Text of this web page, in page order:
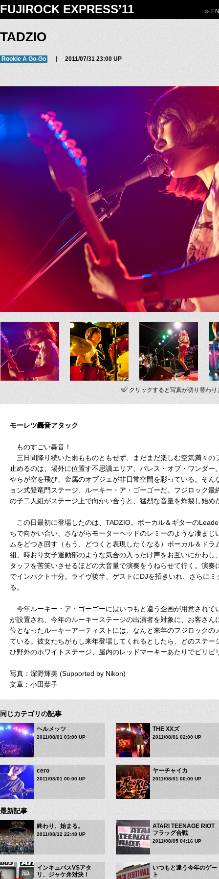
FUJIROCK EXPRESS’11 ≫
TADZIO
Rookie A Go-Go ｜ 2011/07/31 23:00 UP
クリックすると写真が切り替わり
モーレツ轟音アタック
ものすごい轟音！
三日間降り続いた雨もものともせず、まだまだ楽しむ空気満々の
止めるのは、場外に位置す不思議エリア、パレス・オブ・ワンダ
やらが空を飛び、金属のオブジェが非日常空間を彩っている。そん
ョン式登竜門ステージ、ルーキー・ア・ゴーゴーだ。フジロック
の子二人組がステージ上で向かい合うと、猛烈な音量を炸裂し始め
この日最初に登場したのは、TADZIO。ボーカル＆ギターの
ちで向かい合い、さながらモーターヘッドのレミーのような凄ま
ムをどつき回す（もう、どつくと表現したくなる）ボーカル＆ド
組、時おり女子運動部のような気合の入ったけ声をお互いにかわし
タッフを苦笑いさせるほどの大音量で演奏をうねらせて行く。演
でインパクト十分。ライヴ後半、ゲストにDJを招きいれ、さらに
る。
今年ルーキー・ア・ゴーゴーにはいつもと違う企画が用意されて
が設置され、今年のルーキーステージの出演者を対象に、お客さん
位となったルーキーアーティストには、なんと来年のフジロックの
ている。彼女たちがもし来年登場してくれるとしたら、どのステ
ひ野外のホワイトステージ、屋内のレッドマーキーあたりでビリビ
写真：深野輝美 (Supported by Nikon)
文章：小田葉子
同じカテゴリの記事
ヘルメッツ
2011/08/01 03:00 UP
THE XXズ
2011/08/01 02:00 UP
cero
2011/08/01 00:00 UP
ヤーチャイカ
2011/08/01 00:00 UP
最新記事
終わり、始まる。
2011/08/12 22:48 UP
ATARI TEENAGE RIOT
フラッグ合戦
2011/08/05 04:16 UP
インキュバスVSアタ
リ、ジャケ弁対決！
いつもと違う今年のゲー
ト